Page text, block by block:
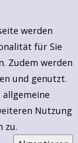
werden
für Sie
Zudem werden
und genutzt.
Nutzung
zu.